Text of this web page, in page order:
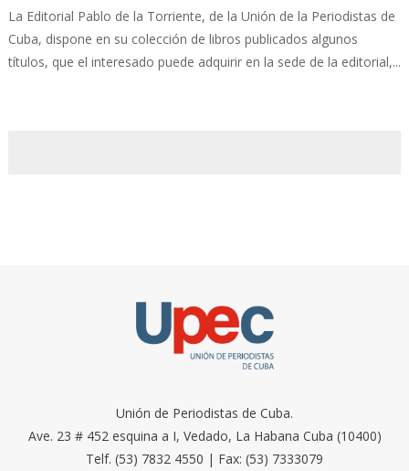
La Editorial Pablo de la Torriente, de la Unión de la Periodistas de
Cuba, dispone en su colección de libros publicados algunos
títulos, que el interesado puede adquirir en la sede de la editorial,...
Unión de Periodistas de Cuba.
Ave. 23 # 452 esquina a I, Vedado, La Habana Cuba (10400)
Telf. (53) 7832 4550 | Fax: (53) 7333079